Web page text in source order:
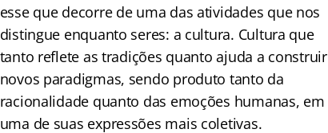
esse que decorre de uma das atividades que nos
distingue enquanto seres: a cultura. Cultura que
tanto reflete as tradições quanto ajuda a construir
novos paradigmas, sendo produto tanto da
racionalidade quanto das emoções humanas, em
uma de suas expressões mais coletivas.